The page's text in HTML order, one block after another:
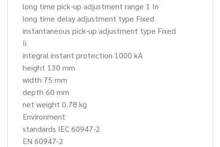
long time pick-up adjustment range 1 In
long time delay adjustment type Fixed
instantaneous pick-up adjustment type Fixed
Ii
integral instant protection 1000 kA
height 130 mm
width 75 mm
depth 60 mm
net weight 0.78 kg
Environment
standards IEC 60947-2
EN 60947-2